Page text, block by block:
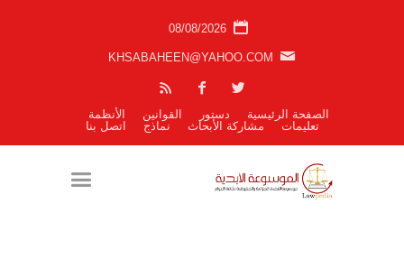
08/08/2026
KHSABAHEEN@YAHOO.COM
الصفحة الرئيسية دستور القوانين
الأنظمة
تعليمات
مشاركة الأبحاث نماذج اتصل بنا